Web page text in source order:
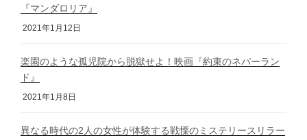
『マンダロリア』
2021年1月12日
楽園のような孤児院から脱獄せよ！映画『約束のネバーラン
ド』
2021年1月8日
異なる時代の2人の女性が体験する戦慄のミステリースリラー